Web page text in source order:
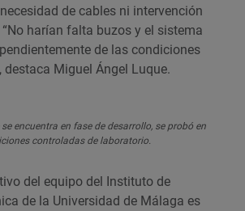
de cables ni intervención
harían falta buzos y el sistema
de las condiciones
destaca Miguel Ángel Luque.
encuentra en fase de desarrollo, se probó en
controladas de laboratorio.
del equipo del Instituto de
de la Universidad de Málaga es